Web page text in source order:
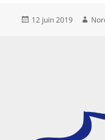
12 juin 2019